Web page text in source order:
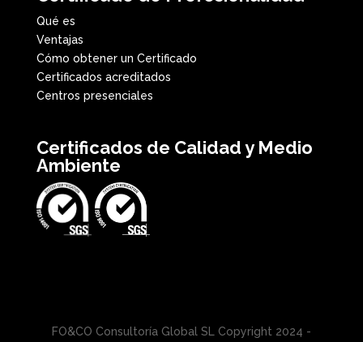
Qué es
Ventajas
Cómo obtener un Certificado
Certificados acreditados
Centros presenciales
Certificados de Calidad y Medio
Ambiente
FO&CO Consultoría Global SL Copyright 2024 -